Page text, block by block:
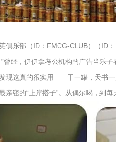
俱乐部（ID：FMCG-CLUB）（ID
曾经，伊伊拿考公机构的广告当乐子
现这真的很实用——干一罐，天书
亲密的“上岸搭子”。从偶尔喝，到